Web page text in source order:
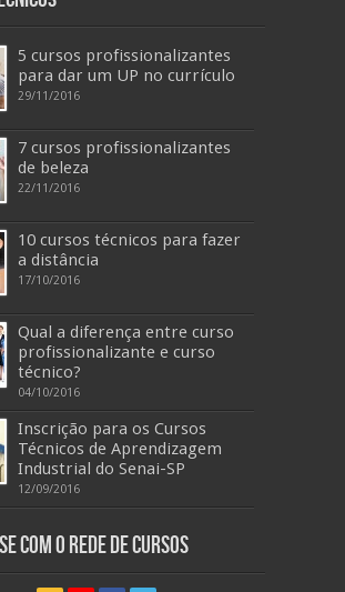
5 cursos profissionalizantes
para dar um UP no currículo
29/11/2016
7 cursos profissionalizantes
de beleza
22/11/2016
10 cursos técnicos para fazer
a distância
17/10/2016
Qual a diferença entre curso
profissionalizante e curso
técnico?
04/10/2016
Inscrição para os Cursos
Técnicos de Aprendizagem
Industrial do Senai-SP
12/09/2016
com o Rede de Cursos